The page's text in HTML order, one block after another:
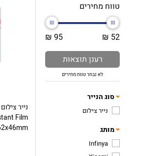
טווח מחירים
52 ₪
95 ₪
רענן תוצאות
לא נבחר טווח מחירים
סוג הנייר
נייר צילום
מותג
Infinya
Film